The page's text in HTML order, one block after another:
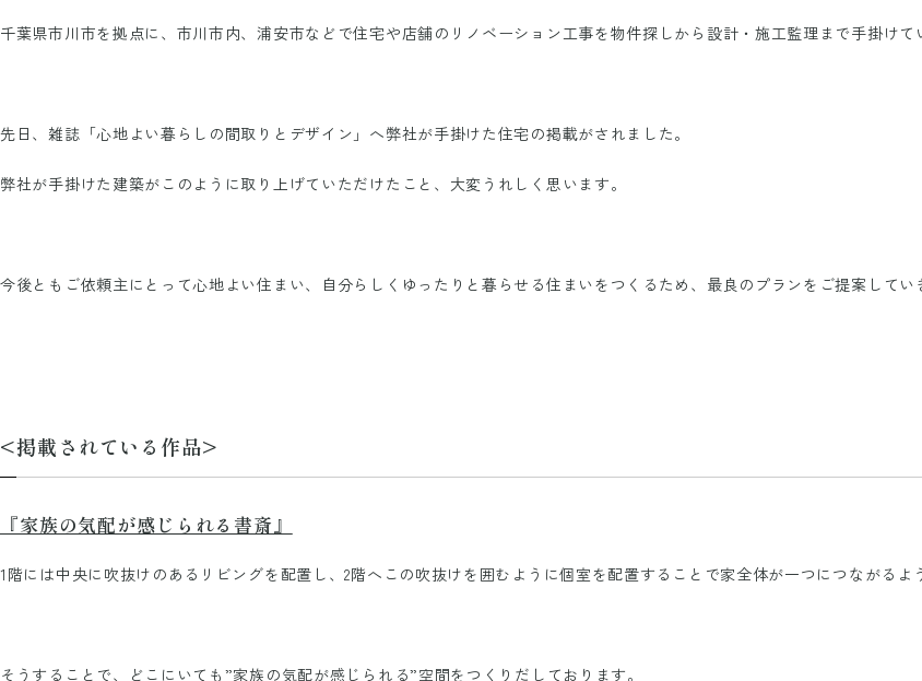
千葉県市川市を拠点に、市川市内、浦安市などで住宅や店舗のリノベーション工事を物件探しから設計・施工監理まで手掛けて
先日、雑誌「心地よい暮らしの間取りとデザイン」へ弊社が手掛けた住宅の掲載がされました。
弊社が手掛けた建築がこのように取り上げていただけたこと、大変うれしく思います。
今後ともご依頼主にとって心地よい住まい、自分らしくゆったりと暮らせる住まいをつくるため、最良のプランをご提案してい
<掲載されている作品>
『家族の気配が感じられる書斎』
1階には中央に吹抜けのあるリビングを配置し、2階へこの吹抜けを囲むように個室を配置することで家全体が一つにつながるよ
そうすることで、どこにいても”家族の気配が感じられる”空間をつくりだしております。